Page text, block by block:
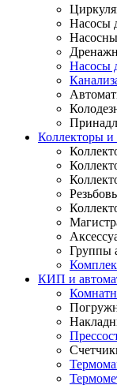
Насосы
Насосы
Коллекторы
Группы
КИП и